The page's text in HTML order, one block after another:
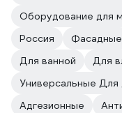
Россия
Фасадные
Для ванной
Для
Универсальные Для
Адгезионные